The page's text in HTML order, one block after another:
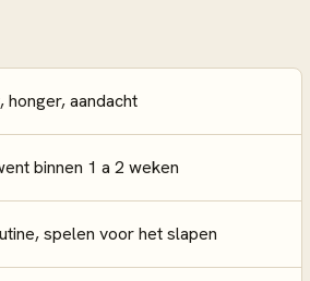
aandacht
binnen 1 a 2 weken
spelen voor het slapen